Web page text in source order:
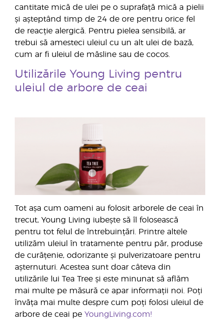
cantitate mică de ulei pe o suprafață mică a pielii
și așteptând timp de 24 de ore pentru orice fel
de reacție alergică. Pentru pielea sensibilă, ar
trebui să amesteci uleiul cu un alt ulei de bază,
cum ar fi uleiul de măsline sau de cocos.
Utilizările Young Living pentru
uleiul de arbore de ceai
Tot așa cum oameni au folosit arborele de ceai în
trecut, Young Living iubește să îl folosească
pentru tot felul de întrebuințări. Printre altele
utilizăm uleiul în tratamente pentru păr, produse
de curățenie, odorizante și pulverizatoare pentru
așternuturi. Acestea sunt doar câteva din
utilizările lui Tea Tree și este minunat să aflăm
mai multe pe măsură ce apar informații noi. Poți
învăța mai multe despre cum poți folosi uleiul de
arbore de ceai pe YoungLiving.com!